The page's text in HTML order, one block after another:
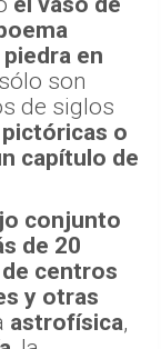
en
son
de siglos
o
capítulo de
conjunto
de 20
centros
y otras
astrofísica,